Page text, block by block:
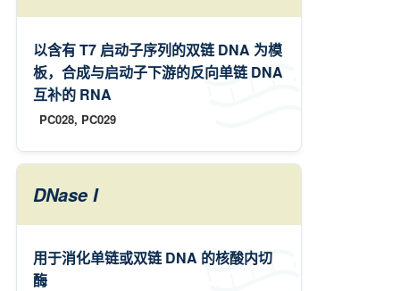
以含有 T7 启动子序列的双链 DNA 为模
板，合成与启动子下游的反向单链 DNA
互补的 RNA
PC028, PC029
DNase I
用于消化单链或双链 DNA 的核酸内切
酶